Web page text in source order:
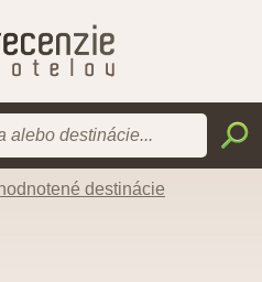
destinácie